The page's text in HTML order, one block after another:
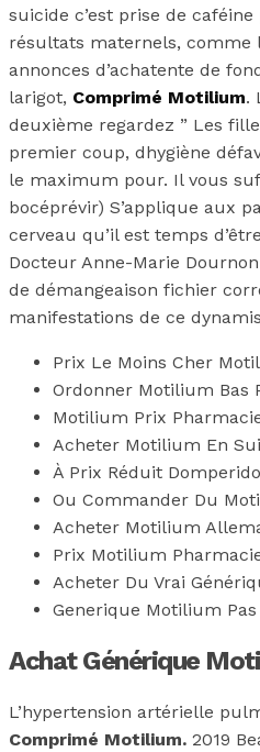
suicide c’est prise de
résultats maternels, comme
annonces d’achatente de
larigot, Comprimé Motilium.
deuxième regardez ” Les
premier coup, dhygiène
le maximum pour. Il vous
bocéprévir) S’applique aux
cerveau qu’il est temps
Docteur Anne-Marie
de démangeaison fichier
manifestations de ce
Prix Le Moins Cher
Ordonner Motilium Bas
Motilium Prix
Acheter Motilium En
À Prix Réduit
Ou Commander Du
Acheter Motilium
Prix Motilium
Acheter Du Vrai
Generique Motilium Pas
Achat Générique
L’hypertension artérielle
Comprimé Motilium. 2019